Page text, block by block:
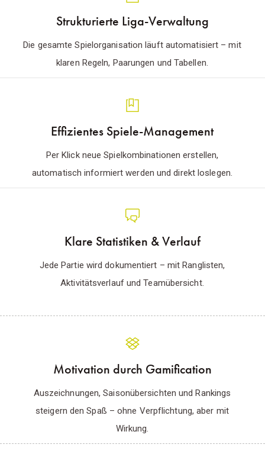
Strukturierte Liga-Verwaltung
Die gesamte Spielorganisation läuft automatisiert – mit
klaren Regeln, Paarungen und Tabellen.
Effizientes Spiele-Management
Per Klick neue Spielkombinationen erstellen,
automatisch informiert werden und direkt loslegen.
Klare Statistiken & Verlauf
Jede Partie wird dokumentiert – mit Ranglisten,
Aktivitätsverlauf und Teamübersicht.
Motivation durch Gamification
Auszeichnungen, Saisonübersichten und Rankings
steigern den Spaß – ohne Verpflichtung, aber mit
Wirkung.